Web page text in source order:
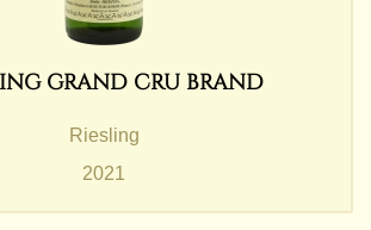
GRAND CRU BRAND
Riesling
2021